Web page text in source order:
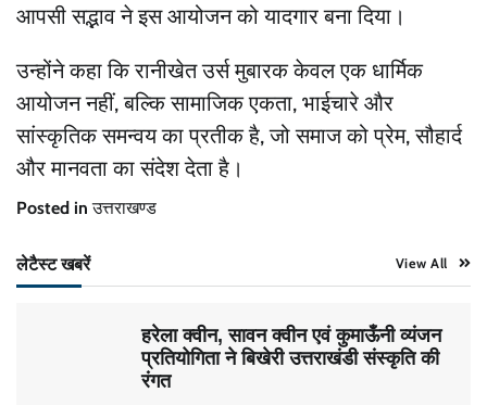
आपसी सद्भाव ने इस आयोजन को यादगार बना दिया।
उन्होंने कहा कि रानीखेत उर्स मुबारक केवल एक धार्मिक
आयोजन नहीं, बल्कि सामाजिक एकता, भाईचारे और
सांस्कृतिक समन्वय का प्रतीक है, जो समाज को प्रेम, सौहार्द
और मानवता का संदेश देता है।
Posted inउत्तराखण्ड
लेटैस्ट खबरें View All
हरेला क्वीन, सावन क्वीन एवं कुमाऊँनी व्यंजन
प्रतियोगिता ने बिखेरी उत्तराखंडी संस्कृति की
रंगत